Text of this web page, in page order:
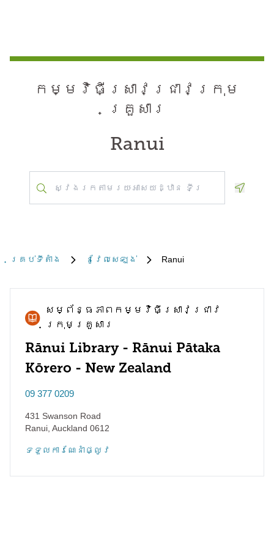
កម្មវិធី​ស្រាវជ្រាវ​ក្រុម
គ្រួសារ
Ranui
គ្រប់​ទីតាំង នូវែល​សេឡង់ Ranui
សម្ព័ន្ធភាព​កម្មវិធី​ស្រាវជ្រាវ​
ក្រុមគ្រួសារ
Rānui Library - Rānui Pātaka
Kōrero - New Zealand
09 377 0209
431 Swanson Road
Ranui Auckland 0612
ទទួល​ការណែនាំ​ផ្លូវ